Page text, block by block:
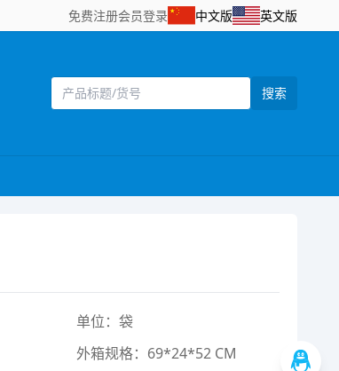
免费注册会员登录 中文版 英文版
搜索
单位：袋
外箱规格：69*24*52 CM